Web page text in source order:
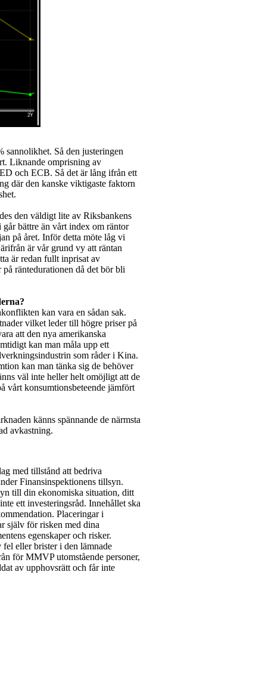
sannolikhet. Så den justeringen
Liknande omprisning av
och ECB. Så det är lång ifrån ett
där den kanske viktigaste faktorn
den väldigt lite av Riksbankens
bättre än vårt index om räntor
på året. Inför detta möte låg vi
är vår grund vy att räntan
är redan fullt inprisat av
räntedurationen då det bör bli
kan vara en sådan sak.
vilket leder till högre priser på
att den nya amerikanska
kan man måla upp ett
som råder i Kina.
kan man tänka sig de behöver
väl inte heller helt omöjligt att de
vårt konsumtionsbeteende jämfört
känns spännande de närmsta
avkastning.
med tillstånd att bedriva
Finansinspektionens tillsyn.
till din ekonomiska situation, ditt
ett investeringsråd. Innehållet ska
Placeringar i
själv för risken med dina
egenskaper och risker.
eller brister i den lämnade
för MMVP utomstående personer,
av upphovsrätt och får inte